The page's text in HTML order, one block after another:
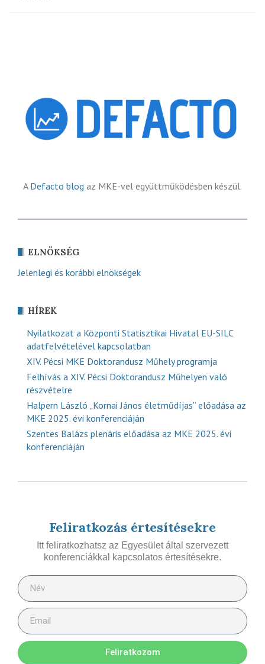
A Defacto blog az MKE-vel együttműködésben készül.
ELNÖKSÉG
Jelenlegi és korábbi elnökségek
HÍREK
Nyilatkozat a Központi Statisztikai Hivatal EU-SILC
adatfelvételével kapcsolatban
XIV. Pécsi MKE Doktorandusz Műhely programja
Felhívás a XIV. Pécsi Doktorandusz Műhelyen való
részvételre
Halpern László „Kornai János életműdíjas” előadása az
MKE 2025. évi konferenciáján
Szentes Balázs plenáris előadása az MKE 2025. évi
konferenciáján
Feliratkozás értesítésekre
Itt feliratkozhatsz az Egyesület által szervezett
konferenciákkal kapcsolatos értesítésekre.
Feliratkozom